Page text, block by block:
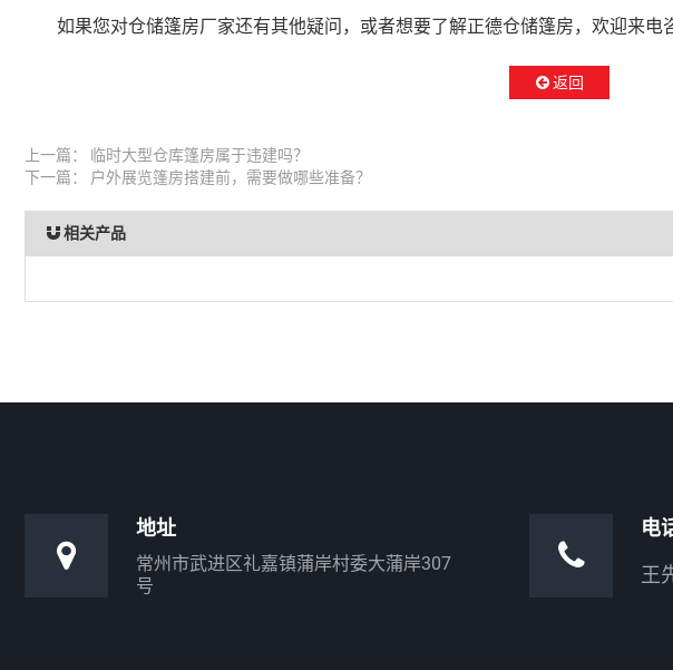
如果您对仓储篷房厂家还有其他疑问，或者想要了解正德仓储篷房，欢迎来电
返回
上一篇： 临时大型仓库篷房属于违建吗？
下一篇：
户外展览篷房搭建前，需要做哪些准备？
相关产品
地址
常州市武进区礼嘉镇蒲岸村委大蒲岸307
号
电
王